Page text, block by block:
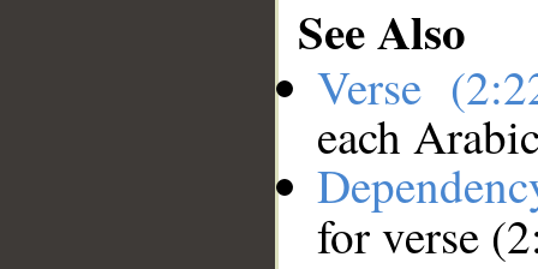
See Also
Verse
each
for verse